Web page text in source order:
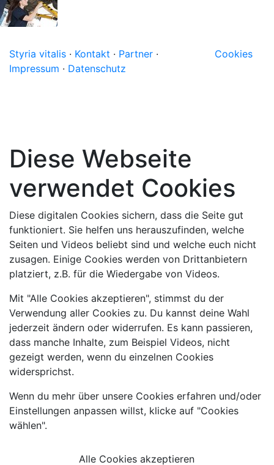
Styria vitalis · Kontakt · Partner ·
Impressum · Datenschutz
Cookies
Diese Webseite
verwendet Cookies
Diese digitalen Cookies sichern, dass die Seite gut
funktioniert. Sie helfen uns herauszufinden, welche
Seiten und Videos beliebt sind und welche euch nicht
zusagen. Einige Cookies werden von Drittanbietern
platziert, z.B. für die Wiedergabe von Videos.
Mit "Alle Cookies akzeptieren", stimmst du der
Verwendung aller Cookies zu. Du kannst deine Wahl
jederzeit ändern oder widerrufen. Es kann passieren,
dass manche Inhalte, zum Beispiel Videos, nicht
gezeigt werden, wenn du einzelnen Cookies
widersprichst.
Wenn du mehr über unsere Cookies erfahren und/oder
Einstellungen anpassen willst, klicke auf "Cookies
wählen".
Alle Cookies akzeptieren